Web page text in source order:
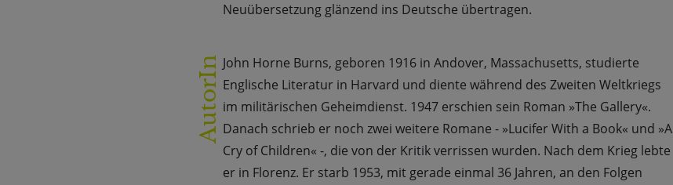
Neuübersetzung glänzend ins Deutsche übertragen.
AutorIn John Horne Burns, geboren 1916 in Andover, Massachusetts, studierte
Englische Literatur in Harvard und diente während des Zweiten Weltkriegs
im militärischen Geheimdienst. 1947 erschien sein Roman »The Gallery«.
Danach schrieb er noch zwei weitere Romane - »Lucifer With a Book« und »A
Cry of Children« -, die von der Kritik verrissen wurden. Nach dem Krieg lebte
er in Florenz. Er starb 1953, mit gerade einmal 36 Jahren, an den Folgen